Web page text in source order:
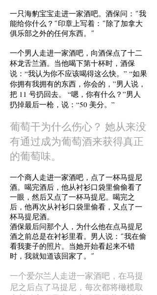
一只海豹宝宝走进一家酒吧。酒保问：“我
能给你什么？”印章上写着：“除了加拿大
俱乐部之外的任何东西。”
一个男人走进一家酒吧，向酒保点了十二
杯龙舌兰酒。当他喝下第十杯时，酒保
说：“我认为你不应该喝得这么快。” “如果
你拥有我拥有的东西，你会的，”男人说，
把 11 号扔回去。 “嗯，你有什么？”男人
扔掉最后一枪，说：“50 美分。”
葡萄干为什么伤心？ 她从来没
有通过成为葡萄酒来获得真正
的葡萄味。
一个商人走进一家酒吧，点了一杯马提尼
酒。喝完酒后，他从衬衫口袋里偷偷看了
一眼 ，然后又点了一杯马提尼。喝完之
后，他再次从衬衫口袋里偷看 ，又点了一
杯马提尼酒。
酒保最后问那个人，为什么他在点马提尼
酒之前总是在衬衫里看。男人说：“我在偷
看我妻子的照片。当她开始看起来不错
时，我就知道该回家了。”
一个爱尔兰人走进一家酒吧，在马提
尼之后点了马提尼，每次都将橄榄取